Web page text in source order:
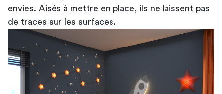
envies. Aisés à mettre en place, ils ne laissent pas
de traces sur les surfaces.